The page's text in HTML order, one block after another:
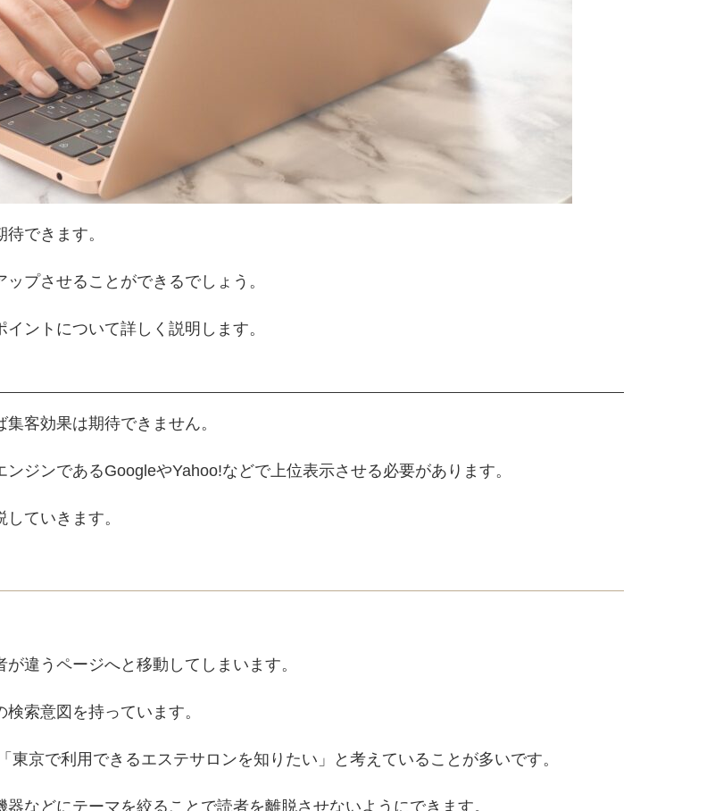
できます。
プさせることができるでしょう。
ントについて詳しく説明します。
客効果は期待できません。
ジンであるGoogleやYahoo!などで上位表示させる必要があります。
ていきます。
違うページへと移動してしまいます。
索意図を持っています。
京で利用できるエステサロンを知りたい」と考えていることが多いです。
などにテーマを絞ることで読者を離脱させないようにできます。